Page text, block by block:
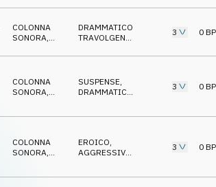
COLONNA
SONORA
DRAMMATICO
TRAVOLGENTE
3 0
COLONNA
SONORA
SUSPENSE
DRAMMATICO
3 0
COLONNA
SONORA
EROICO
AGGRESSIVO
3 0